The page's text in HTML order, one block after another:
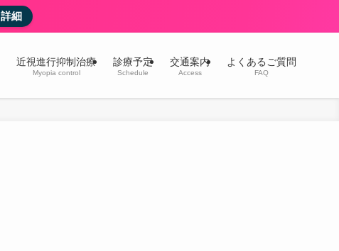
詳細
近視進行抑制治療
Myopia control
診療予定
Schedule
交通案内
Access
よくあるご質問
FAQ